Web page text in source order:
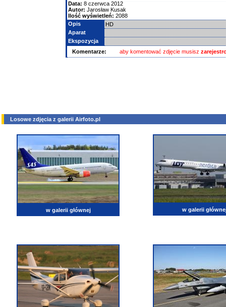
Data: 8 czerwca 2012
Autor: Jarosław Kusak
Ilość wyświetleń: 2088
Opis
HD
Aparat
Ekspozycja
Komentarze:
aby komentować zdjęcie musisz
Losowe zdjęcia z galerii Airfoto.pl
w galerii głównej w galerii